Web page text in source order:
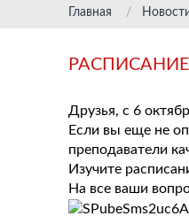
Главная
Друзья, с 6
Если вы еще не
преподаватели
Изучите
На все ваши